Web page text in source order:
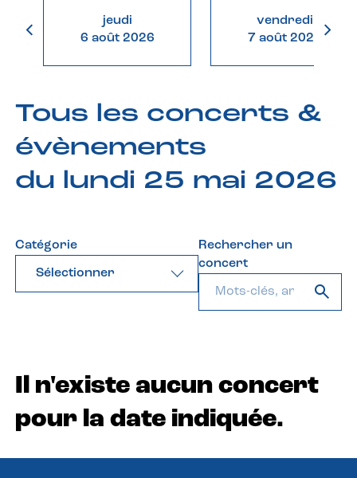
jeudi
6 août 2026
vendredi
7 août 2026
Tous les concerts &
évènements
du lundi 25 mai 2026
Catégorie
Sélectionner
Rechercher un
concert
Il n'existe aucun concert
pour la date indiquée.